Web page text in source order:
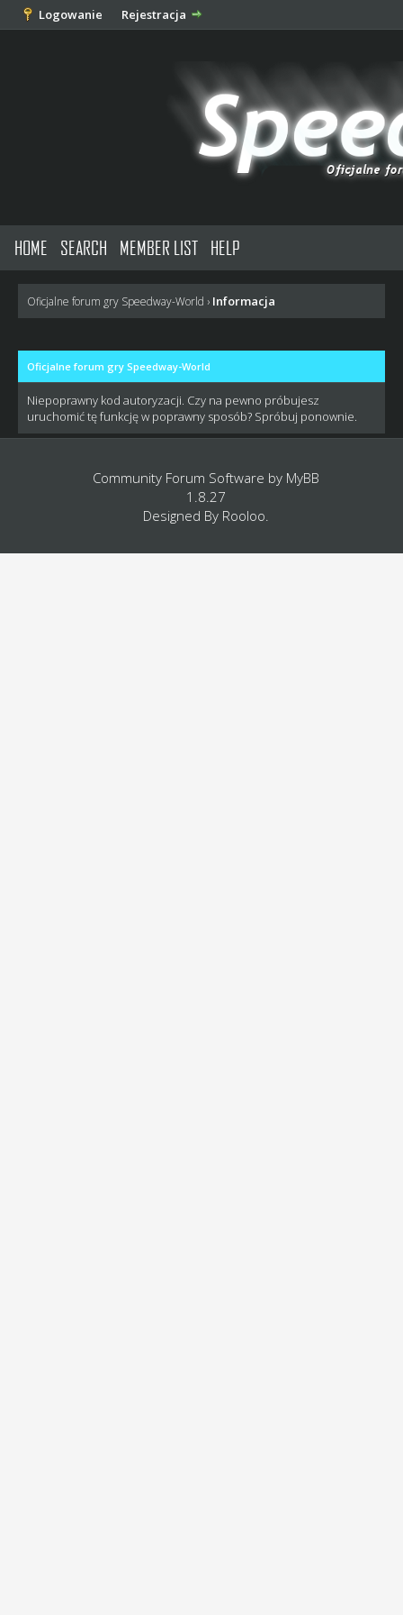
Logowanie Rejestracja
HOME SEARCH MEMBER LIST HELP
Oficjalne forum gry Speedway-World › Informacja
Oficjalne forum gry Speedway-World
Niepoprawny kod autoryzacji. Czy na pewno próbujesz
uruchomić tę funkcję w poprawny sposób? Spróbuj ponownie.
Community Forum Software by MyBB
1.8.27
Designed By Rooloo.